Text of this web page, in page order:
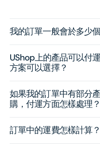
我的訂單一般會於多少
UShop上的產品可以付
方案可以選擇？
如果我的訂單中有部分
購，付運方面怎樣處理？
訂單中的運費怎樣計算？